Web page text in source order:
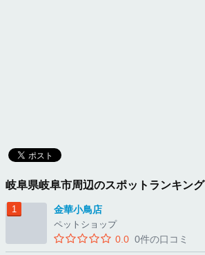
岐阜県岐阜市周辺のスポットランキング
金華小鳥店
ペットショップ
0.0 0件の口コミ